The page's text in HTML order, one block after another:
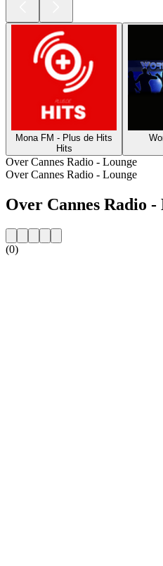
Mona FM - Plus de Hits
Hits
Over Cannes Radio - Lounge
Over Cannes Radio - Lounge
Over Cannes Radio -
(0)